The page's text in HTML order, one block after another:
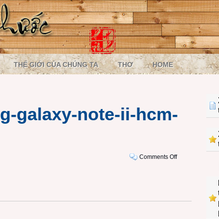
THẾ GIỚI CỦA CHÚNG TA THƠ HOME
galaxy-note-ii-hcm-
Comments Offon